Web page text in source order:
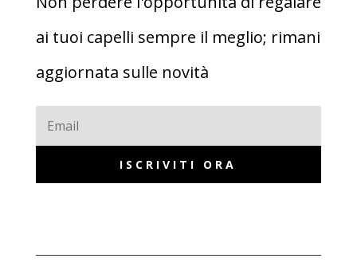
ai tuoi capelli sempre il meglio; rimani
aggiornata sulle novità
ISCRIVITI ORA